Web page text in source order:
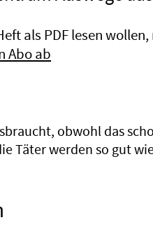
als PDF lesen
Abo ab
obwohl das
Täter werden so gut